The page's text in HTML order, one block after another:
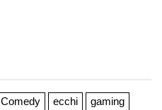
Comedy ecchi
gaming